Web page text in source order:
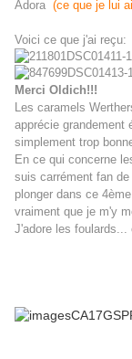
Adora (ce que je lui
Voici ce que j'ai reçu:
Merci Oldich!!!
Les caramels
apprécie grandement
simplement trop
En ce qui concerne
suis carrément fan
plonger dans ce
vraiment que je m'y
J'adore les